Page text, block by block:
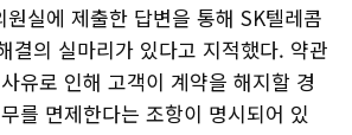
실에 제출한 답변을 통해 SK텔레콤
결의 실마리가 있다고 지적했다. 약관
유로 인해 고객이 계약을 해지할 경
를 면제한다는 조항이 명시되어 있